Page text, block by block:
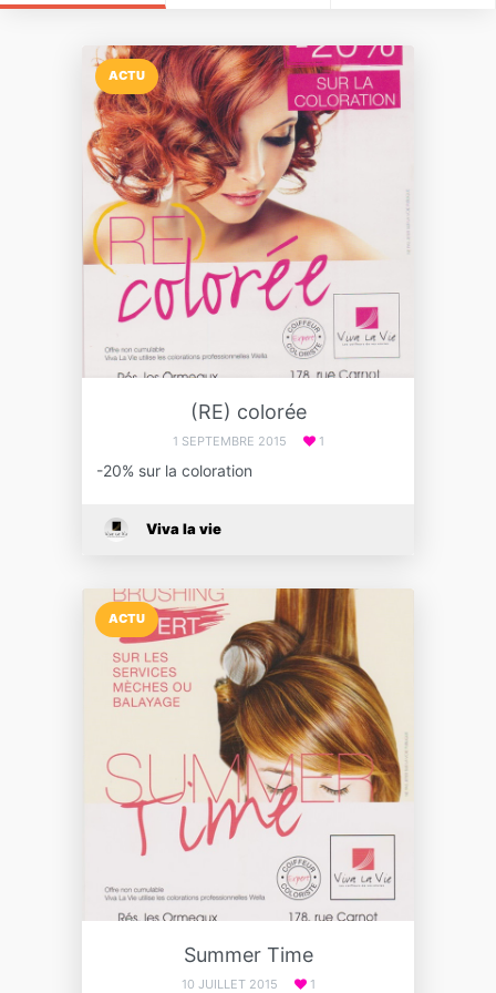
ACTU
(RE) colorée
1 SEPTEMBRE 2015 1
-20% sur la coloration
Viva la vie
ACTU
Summer Time
10 JUILLET 2015 1